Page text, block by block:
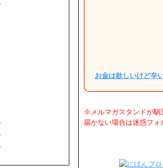
お金は欲しいけど辛
※メルマガスタンドが馴
届かない場合は迷惑フ